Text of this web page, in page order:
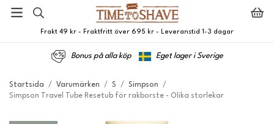
Frakt 49 kr - Fraktfritt över 695 kr - Leveranstid 1-3 dagar
Bonus på alla köp Eget lager i Sverige
Startsida / Varumärken / S / Simpson
/
Simpson Travel Tube Resetub för rakborste - Olika storlekar